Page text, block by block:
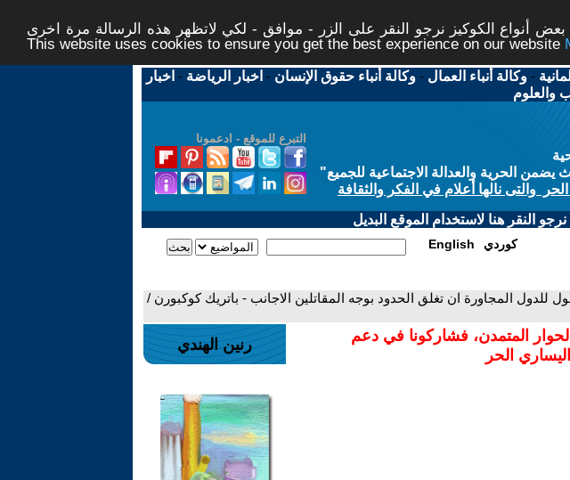
أنواع الكوكيز نرجو النقر على الزر - موافق - لكي لاتظهر هذه الرسالة مرة اخرى -
This website uses cookies to ensure you get the best experience on our website
-وكالة أنباء العمال -وكالة أنباء حقوق الإنسان - اخبار الرياضة - اخبار
والعلوم
التبرع للموقع - ادعمونا
الحرية والعدالة الاجتماعية للجميع"
والتى نالها أعلام في الفكر والثقافة
النقر هنا لاستخدام الموقع البديل
English كوردي
للدول المجاورة ان تغلق الحدود بوجه المقاتلين الاجانب ‏- باتريك كوكبورن /
المتمدن، فشاركونا في دعم
الحر
رنين الهندي